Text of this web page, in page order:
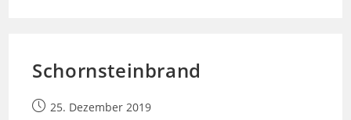
Schornsteinbrand
Beitrag25. Dezember 2019